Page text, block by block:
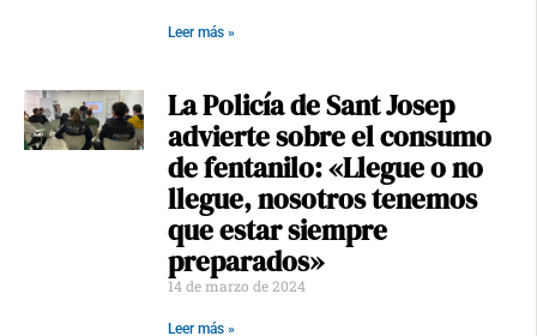
Leer más »
La Policía de Sant Josep
advierte sobre el consumo
de fentanilo: «Llegue o no
llegue, nosotros tenemos
que estar siempre
preparados»
14 de marzo de 2024
Leer más »